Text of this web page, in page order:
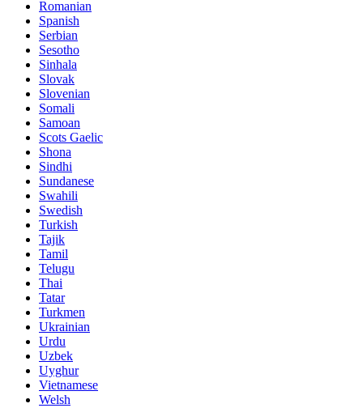
Romanian
Spanish
Serbian
Sesotho
Sinhala
Slovak
Slovenian
Somali
Samoan
Scots Gaelic
Shona
Sindhi
Sundanese
Swahili
Swedish
Turkish
Tajik
Tamil
Telugu
Thai
Tatar
Turkmen
Ukrainian
Urdu
Uzbek
Uyghur
Vietnamese
Welsh